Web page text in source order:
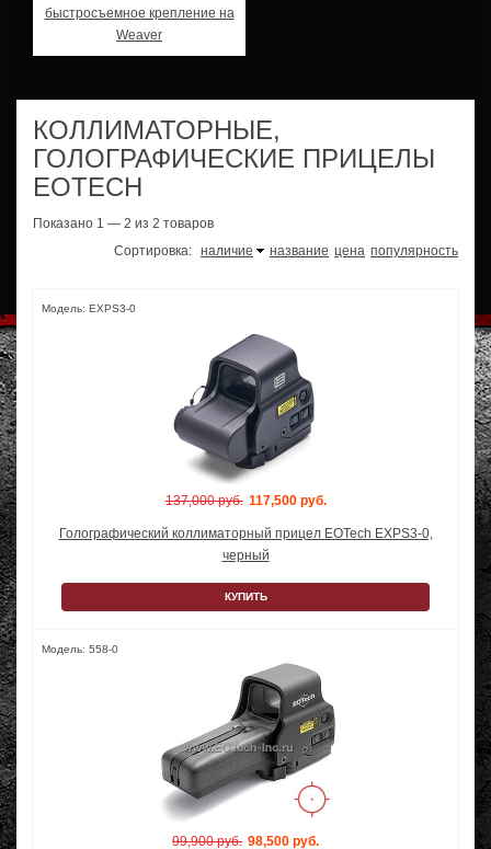
быстросъемное крепление на
Weaver
КОЛЛИМАТОРНЫЕ,
ГОЛОГРАФИЧЕСКИЕ ПРИЦЕЛЫ
EOTECH
Показано 1 — 2 из 2 товаров
Сортировка: наличие название цена популярность
Модель: EXPS3-0
137,000 руб. 117,500 руб.
Голографический коллиматорный прицел EOTech EXPS3-0,
черный
КУПИТЬ
Модель: 558-0
99,900 руб. 98,500 руб.